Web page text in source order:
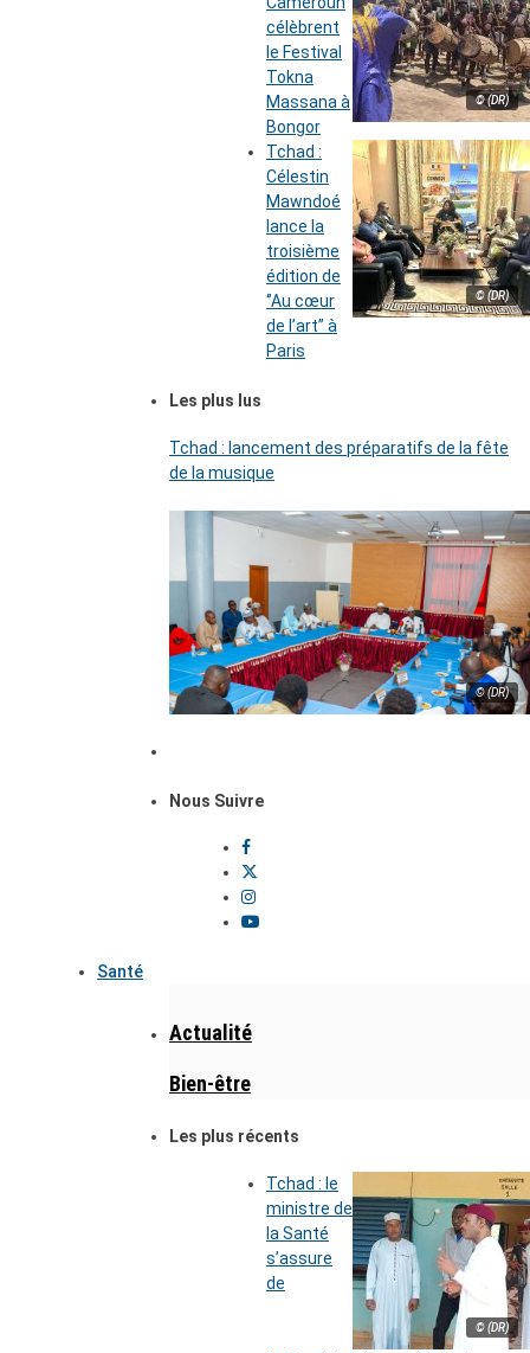
© (DR)
célèbrent
le Festival
Tokna
Massana à
Bongor
© (DR)
Tchad :
Célestin
Mawndoé
lance la
troisième
édition de
‘’Au cœur
de l’art’’ à
Paris
Les plus lus
Tchad : lancement des préparatifs de la fête
de la musique
© (DR)
Nous Suivre
Santé
Actualité
Bien-être
Les plus récents
© (DR)
Tchad : le
ministre de
la Santé
s’assure
de